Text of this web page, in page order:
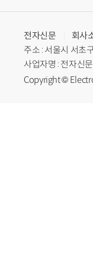
전자신문
회사
주소 : 서울시 서초
사업자명 : 전자신
Copyright ©